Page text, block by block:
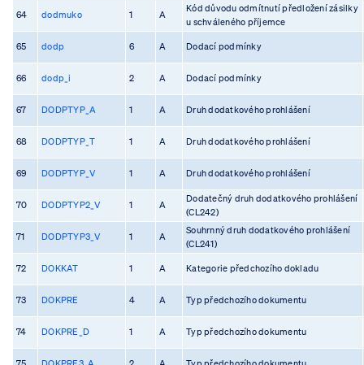
64 dodmuko 1 A
Kód důvodu odmítnutí předložení zásilky
u schváleného příjemce
65 dodp 6 A Dodací podmínky
66 dodp_i 2 A Dodací podmínky
67 DODPTYP_A 1 A Druh dodatkového prohlášení
68 DODPTYP_T 1 A Druh dodatkového prohlášení
69 DODPTYP_V 1 A Druh dodatkového prohlášení
70 DODPTYP2_V 1 A
Dodatečný druh dodatkového prohlášení
(CL242)
71 DODPTYP3_V 1 A
Souhrnný druh dodatkového prohlášení
(CL241)
72 DOKKAT 1 A Kategorie předchozího dokladu
73 DOKPRE 4 A Typ předchozího dokumentu
74 DOKPRE_D 1 A Typ předchozího dokumentu